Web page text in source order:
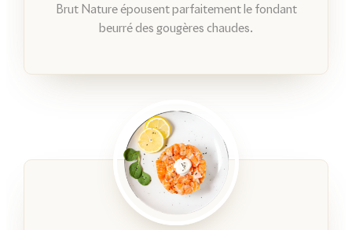
Brut Nature épousent parfaitement le fondant
beurré des gougères chaudes.